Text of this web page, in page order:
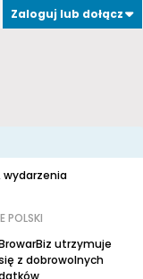
Zaloguj lub dołącz
wydarzenia
POLSKI
utrzymuje
z dobrowolnych